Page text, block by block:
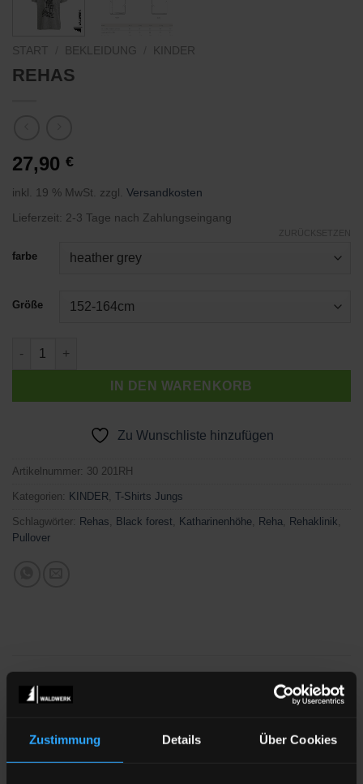
Zustimmung Details Über Cookies
START BEKLEIDUNG KINDER
REHAS
27,90 €
inkl. 19 % MwSt. zzgl. Versandkosten
Lieferzeit: 2-3 Tage nach Zahlungseingang
farbe
Größe
REHAS Menge
IN DEN WARENKORB
Zu Wunschliste hinzufügen
Artikelnummer: 30 201RH
Kategorien: KINDER T-Shirts Jungs
Schlagwörter: Rehas Black forest Katharinenhöhe Reha Rehaklinik
Pullover
BESCHREIBUNG
Designed and printed in the Black Forest